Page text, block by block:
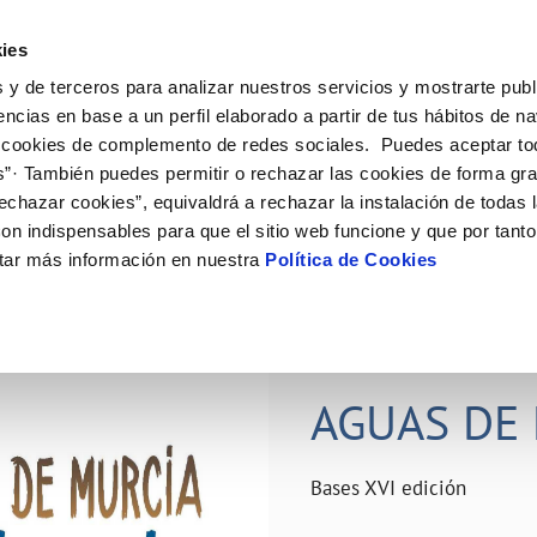
y de terceros para analizar nuestros servicios y mostrarte
en base a un perfil elaborado a partir de tus hábitos de
de complemento de redes sociales. Puedes aceptar
También puedes permitir o rechazar las cookies de forma
cookies”, equivaldrá a rechazar la instalación de todas
indispensables para que el sitio web funcione y que por
más información en nuestra Política de Cookies
de titular
de suministro
MODIFICACIÓN DE DATOS
Actualizar datos bancários
Actualizar datos de
VER TODAS LAS GESTIONES
Tu Servicio
AL CLIENTE
contacto
COMPROMISO DE SERVICIO
Carta de compromisos
Customer Counsel (Defensa del
Tu Agua
del agua
consumidor
CUIDADOS DEL AGUA
Consejos de ahorro
Depósitos comunitarios
comunitarios
Conócenos
DE GESTIÓN Y CERTIFICADOS
PERFIL DEL CONTRATANTE
Plataforma de contratación del
público
Licitaciones en curso
AGUAS
Bases XVI edición